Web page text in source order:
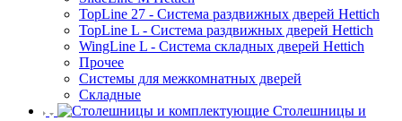
TopLine 27 - Система раздвижных дверей Hettich
TopLine L - Система раздвижных дверей Hettich
WingLine L - Система складных дверей Hettich
Прочее
Системы для межкомнатных дверей
Складные
Столешницы и